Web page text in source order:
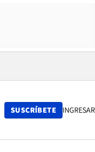
SUSCRÍBETE INGRESAR